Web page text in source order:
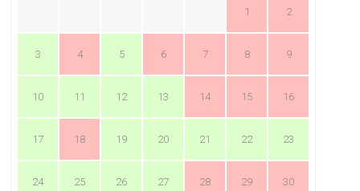
1 2
3 4 5 6 7 8 9
10 11 12 13 14 15 16
17 18 19 20 21 22 23
24 25 26 27 28 29 30